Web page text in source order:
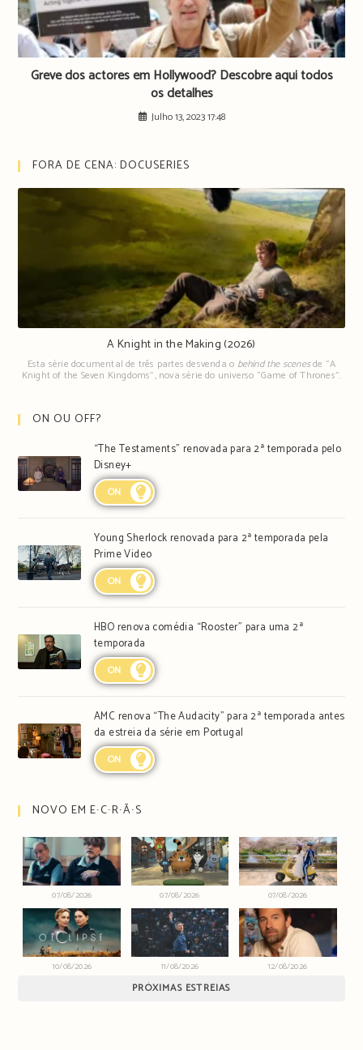
Greve dos actores em Hollywood? Descobre aqui todos
os detalhes
Julho 13, 2023 17:48
FORA DE CENA: DOCUSERIES
A Knight in the Making (2026)
Esta série documental de três partes desvenda o behind the scenesde "A
Knight of the Seven Kingdoms", nova série do universo "Game of Thrones".
ON OU OFF?
“The Testaments” renovada para 2ª temporada pelo
Disney+
ON
Young Sherlock renovada para 2ª temporada pela
Prime Video
ON
HBO renova comédia “Rooster” para uma 2ª
temporada
ON
AMC renova “The Audacity” para 2ª temporada antes
da estreia da série em Portugal
ON
NOVO EM E∙C∙R∙Ã∙S
07/08/2026 07/08/2026 07/08/2026
10/08/2026 11/08/2026 12/08/2026
PRÓXIMAS ESTREIAS